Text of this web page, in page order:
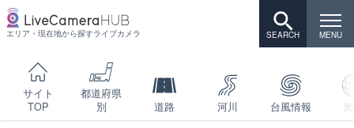
エリア・現在地から探すライブカメラ
サイト
TOP
都道府県
別
道路 河川 台風情報